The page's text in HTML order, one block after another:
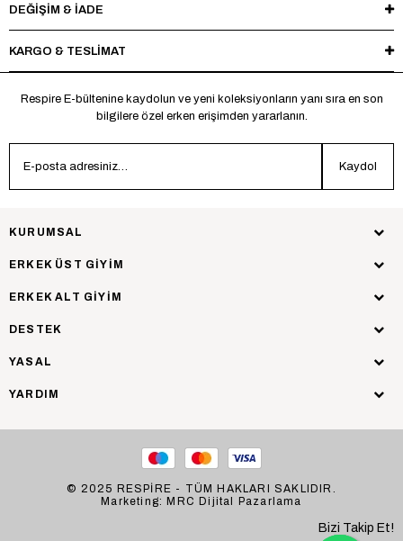
Ütüleme sırasında baskı ve nakışlı bölgelere doğrudan ısı uygulamaktan
*Made in Türkiye
DEĞİŞİM & İADE
KARGO & TESLİMAT
Respire E-bültenine kaydolun ve yeni koleksiyonların yanı sıra en son
bilgilere özel erken erişimden yararlanın.
Kaydol
KURUMSAL
ERKEK ÜST GİYİM
ERKEK ALT GİYİM
DESTEK
YASAL
YARDIM
© 2025 RESPİRE - TÜM HAKLARI SAKLIDIR.
Marketing: MRC Dijital Pazarlama
Bizi Takip Et!